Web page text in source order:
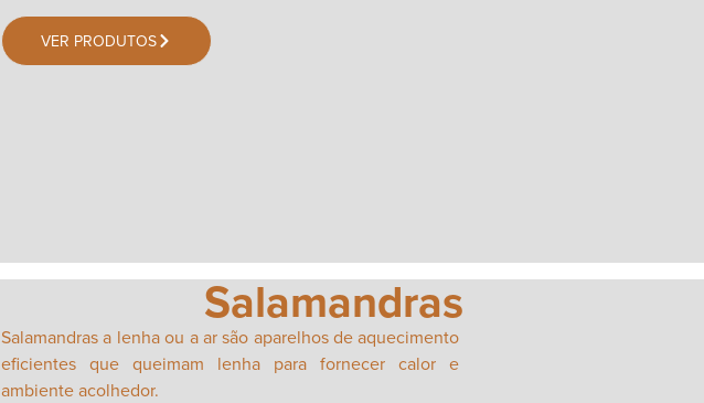
VER PRODUTOS
Salamandras
Salamandras a lenha ou a ar são aparelhos de aquecimento
eficientes que queimam lenha para fornecer calor e
ambiente acolhedor.